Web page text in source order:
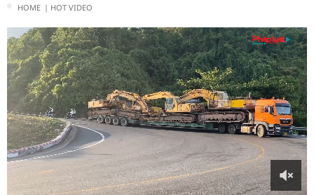
HOME | HOT VIDEO